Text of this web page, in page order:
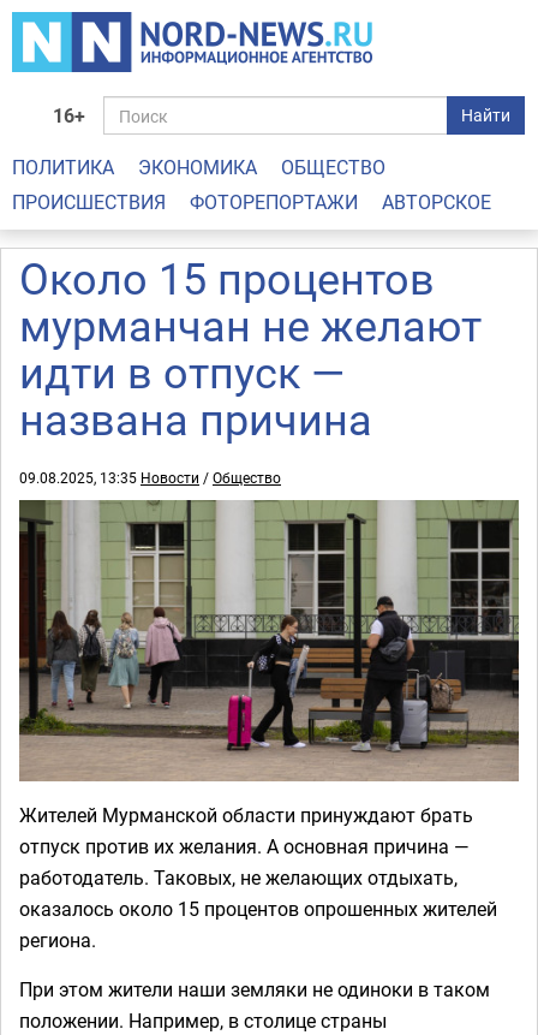
16+ Найти
ПОЛИТИКА ЭКОНОМИКА
ОБЩЕСТВО
ПРОИСШЕСТВИЯ
ФОТОРЕПОРТАЖИ АВТОРСКОЕ
Около 15 процентов
мурманчан не желают
идти в отпуск —
названа причина
09.08.2025, 13:35 Новости /Общество
Жителей Мурманской области принуждают брать
отпуск против их желания. А основная причина —
работодатель. Таковых, не желающих отдыхать,
оказалось около 15 процентов опрошенных жителей
региона.
При этом жители наши земляки не одиноки в таком
положении. Например, в столице страны